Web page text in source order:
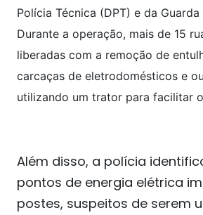
Polícia Técnica (DPT) e da
Durante a operação, mais de 15
liberadas com a remoção de
carcaças de eletrodomésticos e
utilizando um trator para facilitar
Além disso, a polícia
pontos de energia elétrica
postes, suspeitos de serem